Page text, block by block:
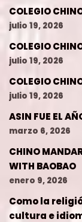
COLEGIO
julio 19, 2026
COLEGIO
julio 19, 2026
COLEGIO
julio 19, 2026
ASIN FUE EL
marzo 6, 2026
CHINO
WITH BAOBAO
enero 9, 2026
Como la
cultura e